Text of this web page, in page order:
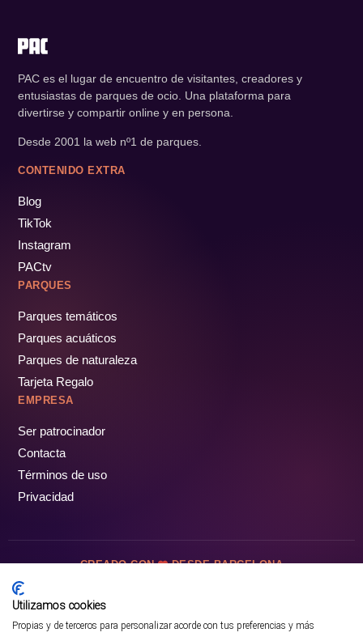
PAC es el lugar de encuentro de visitantes, creadores y
entusiastas de parques de ocio. Una plataforma para
divertirse y compartir online y en persona.
Desde 2001 la web nº1 de parques.
CONTENIDO EXTRA
Blog
TikTok
Instagram
PACtv
PARQUES
Parques temáticos
Parques acuáticos
Parques de naturaleza
Tarjeta Regalo
EMPRESA
Ser patrocinador
Contacta
Términos de uso
Privacidad
CREADO CON DESDE BARCELONA
Utilizamos cookies
Propias y de terceros para personalizar acorde con tus preferencias y más